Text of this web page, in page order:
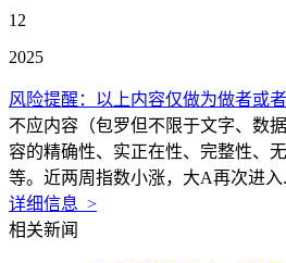
12
2025
风险提醒：以上内容仅做为做者或
不应内容（包罗但不限于文字、数
容的精确性、实正在性、完整性、
等。近两周指数小涨，大A再次进入
详细信息 >
相关新闻